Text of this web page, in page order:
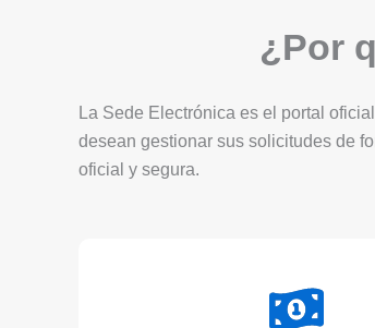
¿Por
La Sede Electrónica es el portal
desean gestionar sus solicitudes de
oficial y segura.